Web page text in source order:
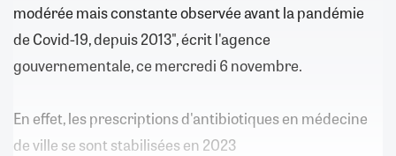
modérée mais constante observée avant la pandémie
de Covid-19, depuis 2013", écrit l'agence
gouvernementale, ce mercredi 6 novembre.
En effet, les prescriptions d'antibiotiques en médecine
de ville se sont stabilisées en 2023